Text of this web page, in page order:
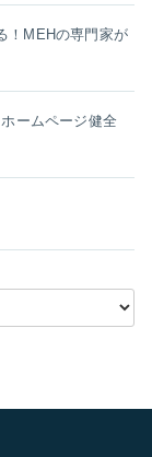
！MEHの専門家が
ームページ健全